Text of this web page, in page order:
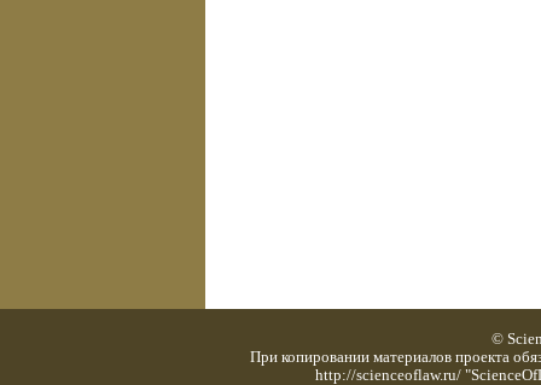
©
При копировании материалов проекта
http://scienceoflaw.ru/